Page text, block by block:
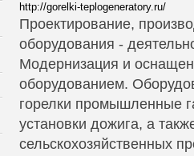
http://gorelki-teplogeneratory.ru/
Проектирование,
оборудования -
Модернизация и
оборудованием.
горелки промышленные
установки дожига, а
сельскохозяйственных